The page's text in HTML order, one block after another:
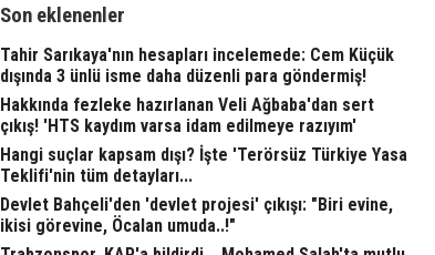
Son eklenenler
Tahir Sarıkaya'nın hesapları incelemede: Cem Küçük
dışında 3 ünlü isme daha düzenli para göndermiş!
Hakkında fezleke hazırlanan Veli Ağbaba'dan sert
çıkış! 'HTS kaydım varsa idam edilmeye razıyım'
Hangi suçlar kapsam dışı? İşte 'Terörsüz Türkiye Yasa
Teklifi'nin tüm detayları...
Devlet Bahçeli'den 'devlet projesi' çıkışı: "Biri evine,
ikisi görevine, Öcalan umuda..!"